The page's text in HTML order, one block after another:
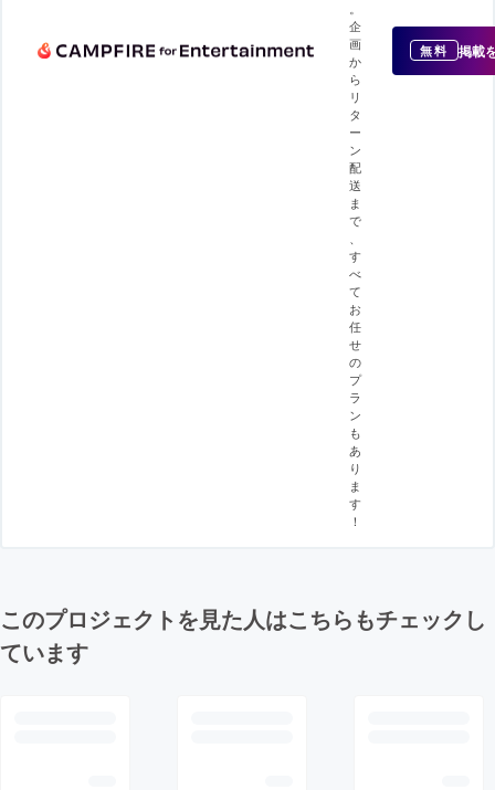
企
画
か
ら
リ
タ
ー
ン
配
送
ま
で
す
べ
て
お
任
せ
の
プ
ラ
ン
も
あ
り
ま
す
！
無料 掲載
このプロジェクトを見た人はこちらもチェックし
ています